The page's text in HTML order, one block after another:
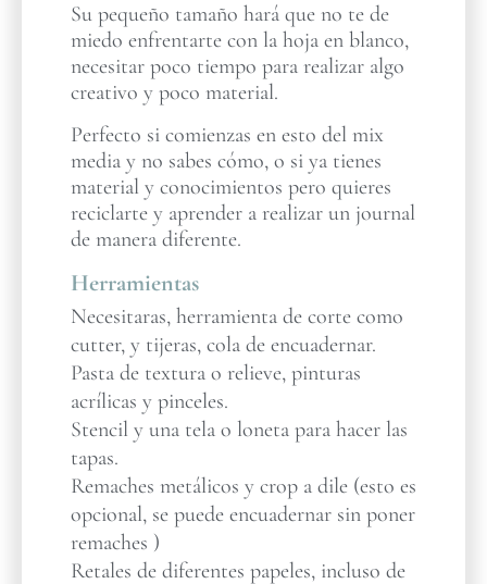
Su pequeño tamaño hará que no te de
miedo enfrentarte con la hoja en blanco,
necesitar poco tiempo para realizar algo
creativo y poco material.
Perfecto si comienzas en esto del mix
media y no sabes cómo, o si ya tienes
material y conocimientos pero quieres
reciclarte y aprender a realizar un journal
de manera diferente.
Herramientas
Necesitaras, herramienta de corte como
cutter, y tijeras, cola de encuadernar.
Pasta de textura o relieve, pinturas
acrílicas y pinceles.
Stencil y una tela o loneta para hacer las
tapas.
Remaches metálicos y crop a dile (esto es
opcional, se puede encuadernar sin poner
remaches )
Retales de diferentes papeles, incluso de